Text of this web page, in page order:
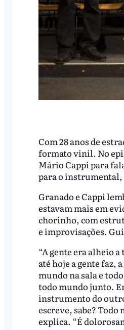
Com 28 anos de
formato vinil. No
Mário Cappi para
para o instrumental,
Granado e Cappi
estavam mais em
chorinho, com
e improvisações.
“A gente era alheio
até hoje a gente faz,
mundo na sala e
todo mundo junto.
instrumento do
escreve, sabe?
explica. “É